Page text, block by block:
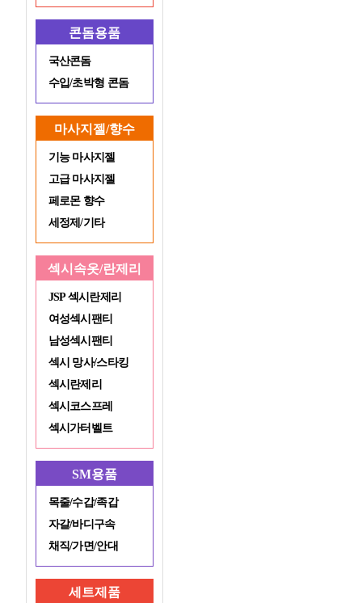
콘돔용품
국산콘돔
수입/초박형 콘돔
마사지젤/향수
기능 마사지젤
고급 마사지젤
페로몬 향수
세정제/기타
섹시속옷/란제리
JSP 섹시란제리
여성섹시팬티
남성섹시팬티
섹시 망사/스타킹
섹시란제리
섹시코스프레
섹시가터벨트
SM용품
목줄/수갑/족갑
자갈/바디구속
채직/가면/안대
세트제품